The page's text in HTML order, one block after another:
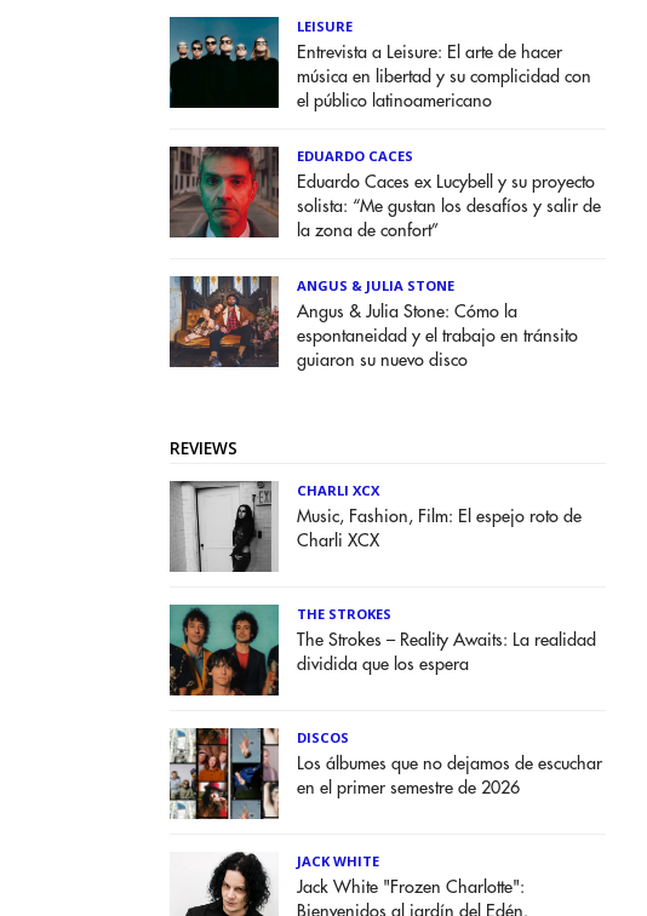
LEISURE
Entrevista a Leisure: El arte de hacer
música en libertad y su complicidad con
el público latinoamericano
EDUARDO CACES
Eduardo Caces ex Lucybell y su proyecto
solista: “Me gustan los desafíos y salir de
la zona de confort”
ANGUS & JULIA STONE
Angus & Julia Stone: Cómo la
espontaneidad y el trabajo en tránsito
guiaron su nuevo disco
REVIEWS
CHARLI XCX
Music, Fashion, Film: El espejo roto de
Charli XCX
THE STROKES
The Strokes – Reality Awaits: La realidad
dividida que los espera
DISCOS
Los álbumes que no dejamos de escuchar
en el primer semestre de 2026
JACK WHITE
Jack White "Frozen Charlotte":
Bienvenidos al jardín del Edén.